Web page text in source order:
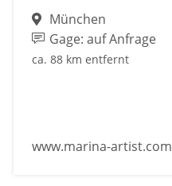
München
Gage: auf Anfrage
ca. 88 km entfernt
www.marina-artist.com